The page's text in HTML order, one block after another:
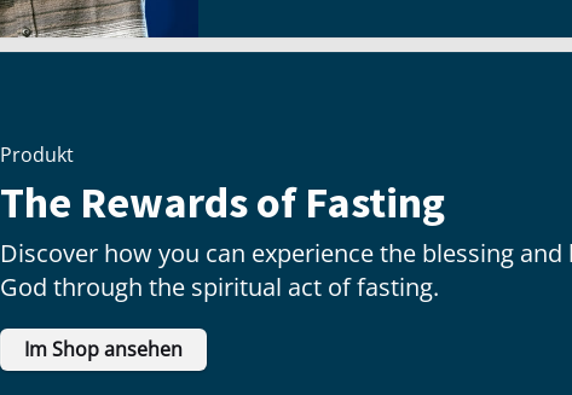
Produkt
The Rewards of Fasting
Discover how you can experience the blessing and
God through the spiritual act of fasting.
Im Shop ansehen